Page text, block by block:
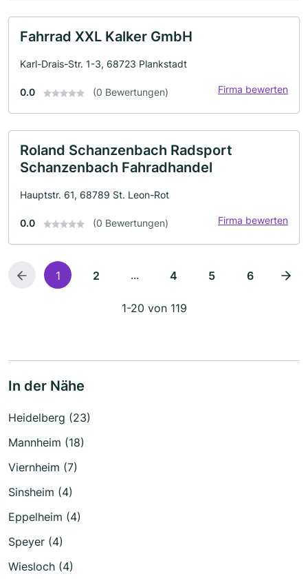
Fahrrad XXL Kalker GmbH
Karl-Drais-Str. 1-3, 68723 Plankstadt
0.0 (0 Bewertungen) Firma bewerten
Roland Schanzenbach Radsport
Schanzenbach Fahradhandel
Hauptstr. 61, 68789 St. Leon-Rot
0.0 (0 Bewertungen) Firma bewerten
1 2 ... 4 5 6
1-20 von 119
In der Nähe
Heidelberg (23)
Mannheim (18)
Viernheim (7)
Sinsheim (4)
Eppelheim (4)
Speyer (4)
Wiesloch (4)